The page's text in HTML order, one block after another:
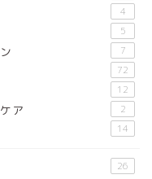
4
5
7
72
12
ア 2
14
26